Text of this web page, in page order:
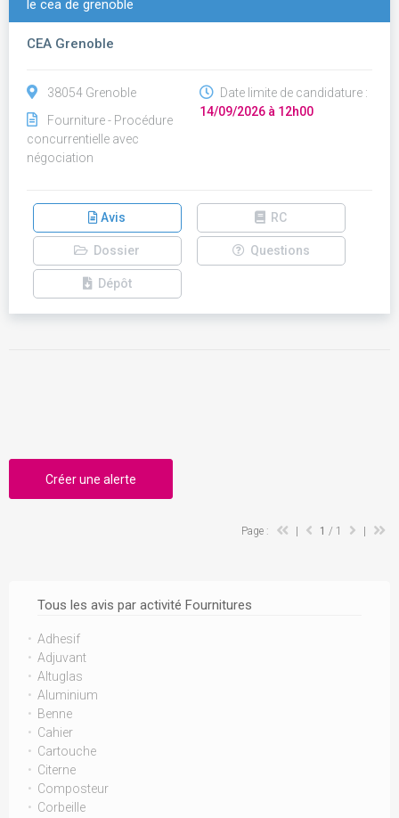
Tous les avis par activité Fournitures
Adhesif
Adjuvant
Altuglas
Aluminium
Benne
Cahier
Cartouche
Citerne
Composteur
Corbeille
le cea de grenoble
CEA Grenoble
38054 Grenoble
Fourniture - Procédure
concurrentielle avec
négociation
Date limite de candidature :
14/09/2026 à 12h00
Avis RC
Dossier Questions
Dépôt
Créer une alerte
Page : 1 / 1